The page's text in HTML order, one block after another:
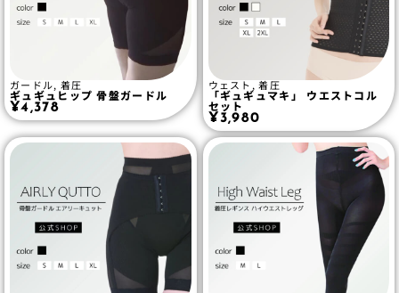
ガードル, 着圧
ギュギュヒップ 骨盤ガードル
¥4,378
ウェスト,着圧
「ギュギュマキ」 ウエストコル
セット
¥3,980